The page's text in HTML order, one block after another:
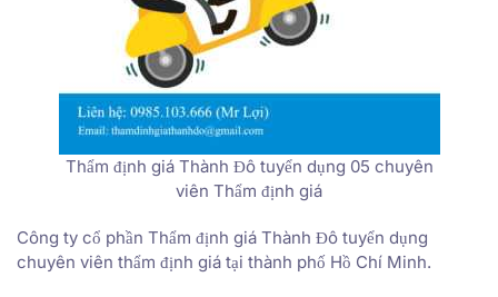
Thẩm định giá Thành Đô tuyển dụng 05 chuyên
viên Thẩm định giá
Công ty cổ phần Thẩm định giá Thành Đô tuyển dụng
chuyên viên thẩm định giá tại thành phố Hồ Chí Minh.